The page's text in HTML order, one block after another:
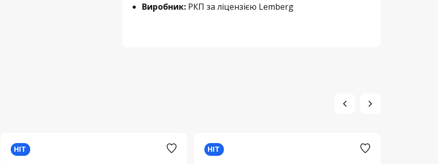
Виробник: РКП за ліцензією Lemberg
HIT HIT